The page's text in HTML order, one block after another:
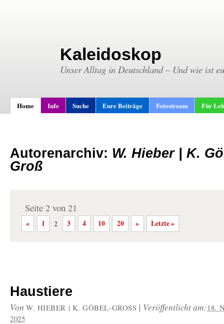
Kaleidoskop
Unser Alltag in Deutschland – Und wie ist
Home Info Suche Eure Beiträge Fotostream Für
Autorenarchiv: W. Hieber | K.
Groß
Seite 2 von 21
« 1 2 3 4 10 20 » Letzte »
Haustiere
Von W. HIEBER | K. GÖBEL-GROSS | Veröffentlicht am:18.
2025